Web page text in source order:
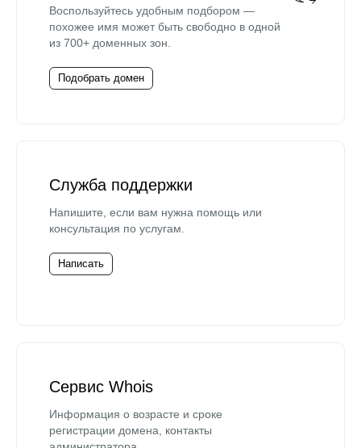
Воспользуйтесь удобным подбором —
похожее имя может быть свободно в одной
из 700+ доменных зон.
Подобрать домен
Служба поддержки
Напишите, если вам нужна помощь или
консультация по услугам.
Написать
Сервис Whois
Информация о возрасте и сроке
регистрации домена, контакты